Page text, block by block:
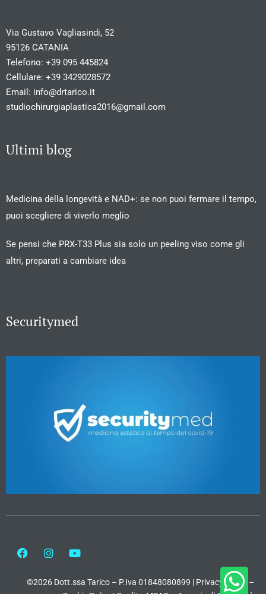
Via Gustavo Vagliasindi, 52
95126 CATANIA
Telefono: +39 095 445824
Cellulare: +39 3429028572
Email: info@drtarico.it
studiochirurgiaplastica2016@gmail.com
Ultimi blog
Medicina della longevità e NAD+: se non puoi fermare il tempo,
puoi scegliere di viverlo meglio
Se pensi che PRX-T33 Plus sia solo un peeling viso come gli
altri, preparati a cambiare idea
Securitymed
©2026 Dott.ssa Tarico – P.Iva 01848080899 | Privacy Policy –